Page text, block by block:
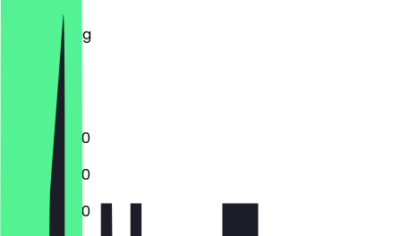
Mittwoch
Donnerstag
Samstag
Sonntag
10:00 - 18:00
10:00 - 18:00
10:00 - 18:00